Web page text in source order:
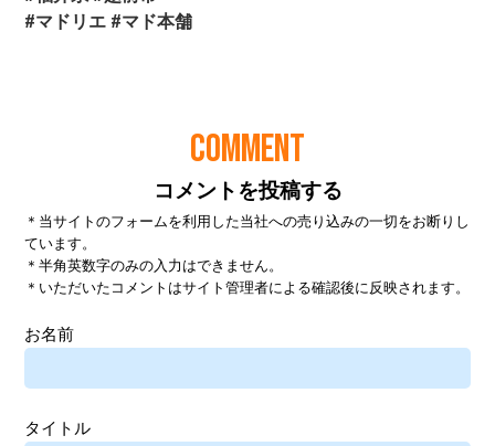
COMMENT
コメントを投稿する
＊当サイトのフォームを利用した当社への売り込みの一切をお断りし
ています。
＊半角英数字のみの入力はできません。
＊いただいたコメントはサイト管理者による確認後に反映されます。
お名前
タイトル